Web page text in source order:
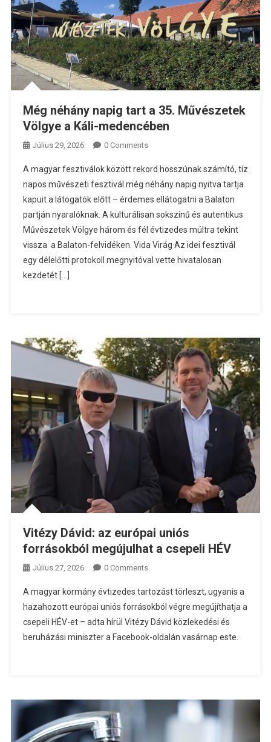
Még néhány napig tart a 35. Művészetek
Völgye a Káli-medencében
Július 29, 2026 0 Comments
A magyar fesztiválok között rekord hosszúnak számító, tíz
napos művészeti fesztivál még néhány napig nyitva tartja
kapuit a látogatók előtt – érdemes ellátogatni a Balaton
partján nyaralóknak. A kulturálisan sokszínű és autentikus
Művészetek Völgye három és fél évtizedes múltra tekint
vissza a Balaton-felvidéken. Vida Virág Az idei fesztivál
egy délelőtti protokoll megnyitóval vette hivatalosan
kezdetét […]
Vitézy Dávid: az európai uniós
forrásokból megújulhat a csepeli HÉV
Július 27, 2026 0 Comments
A magyar kormány évtizedes tartozást törleszt, ugyanis a
hazahozott európai uniós forrásokból végre megújíthatja a
csepeli HÉV-et – adta hírül Vitézy Dávid közlekedési és
beruházási miniszter a Facebook-oldalán vasárnap este.